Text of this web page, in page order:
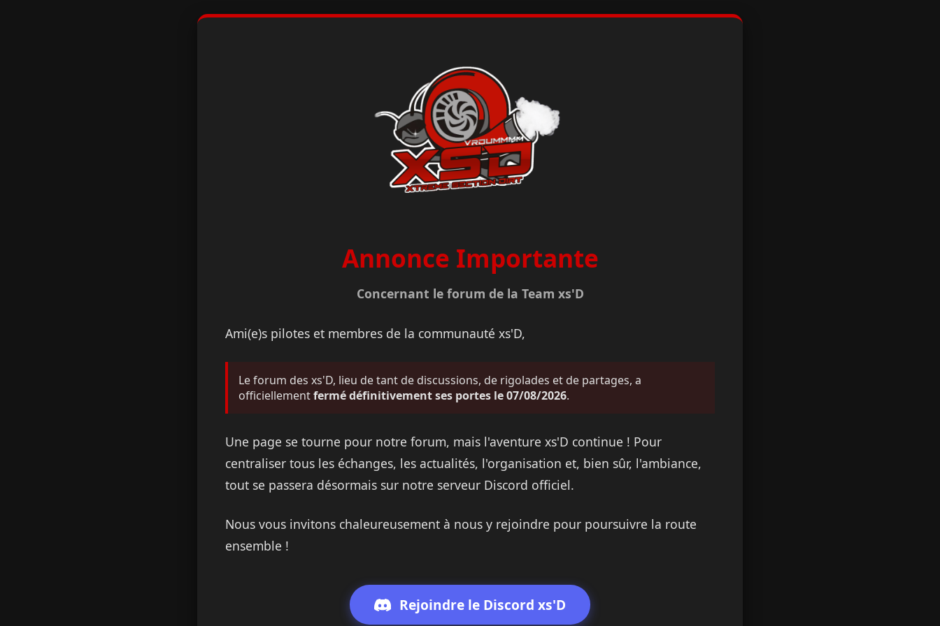
Annonce Importante
Concernant le forum de la Team xs'D
Ami(e)s pilotes et membres de la communauté xs'D,
Le forum des xs'D, lieu de tant de discussions, de rigolades et de partages, a
officiellementfermé définitivement ses portes le 07/08/2026.
Une page se tourne pour notre forum, mais l'aventure xs'D continue ! Pour
centraliser tous les échanges, les actualités, l'organisation et, bien sûr, l'ambiance,
tout se passera désormais sur notre serveur Discord officiel.
Nous vous invitons chaleureusement à nous y rejoindre pour poursuivre la route
ensemble !
Rejoindre le Discord xs'D